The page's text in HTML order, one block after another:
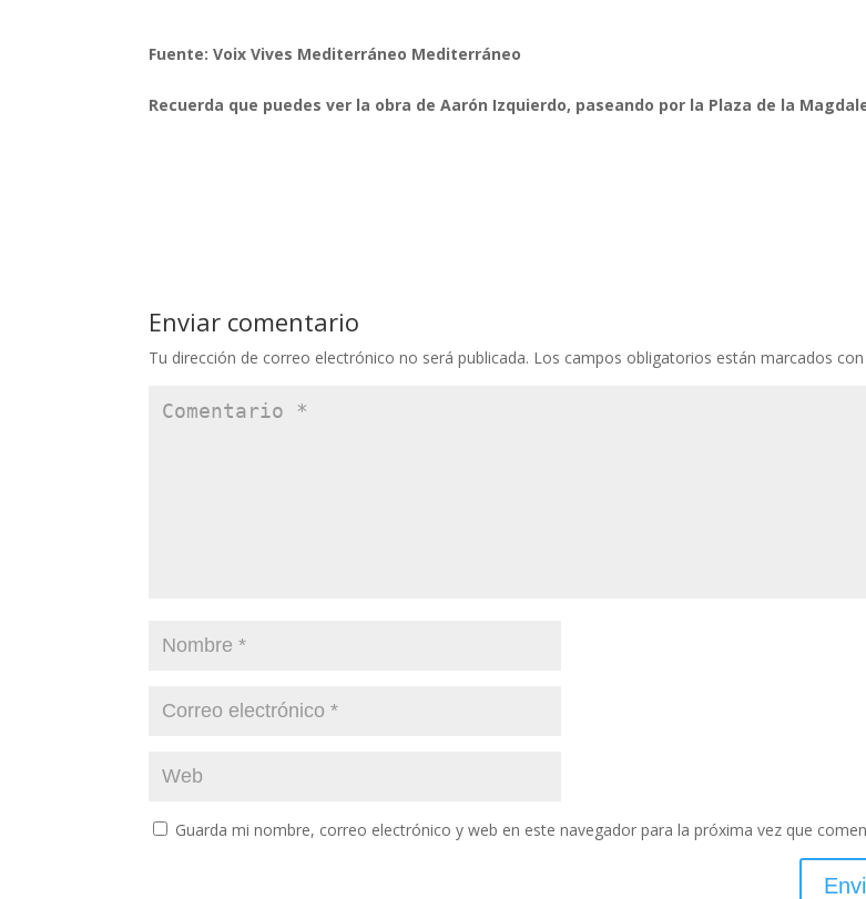
Fuente: Voix Vives Mediterráneo Mediterráneo
Recuerda que puedes ver la obra deAarón Izquierdo, paseando por la Plaza de la
Enviar comentario
Tu dirección de correo electrónico no será publicada. Los campos obligatorios están marcados
Guarda mi nombre, correo electrónico y web en este navegador para la próxima vez que